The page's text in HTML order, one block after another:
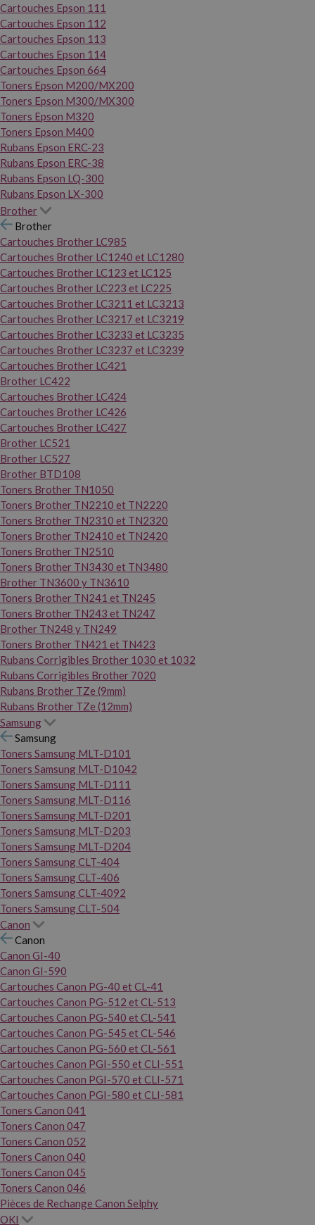
Cartouches Epson 111
Cartouches Epson 112
Cartouches Epson 113
Cartouches Epson 114
Cartouches Epson 664
Toners Epson M200/MX200
Toners Epson M300/MX300
Toners Epson M320
Toners Epson M400
Rubans Epson ERC-23
Rubans Epson ERC-38
Rubans Epson LQ-300
Rubans Epson LX-300
Brother
Brother
Cartouches Brother LC985
Cartouches Brother LC1240 et LC1280
Cartouches Brother LC123 et LC125
Cartouches Brother LC223 et LC225
Cartouches Brother LC3211 et LC3213
Cartouches Brother LC3217 et LC3219
Cartouches Brother LC3233 et LC3235
Cartouches Brother LC3237 et LC3239
Cartouches Brother LC421
Brother LC422
Cartouches Brother LC424
Cartouches Brother LC426
Cartouches Brother LC427
Brother LC521
Brother LC527
Brother BTD108
Toners Brother TN1050
Toners Brother TN2210 et TN2220
Toners Brother TN2310 et TN2320
Toners Brother TN2410 et TN2420
Toners Brother TN2510
Toners Brother TN3430 et TN3480
Brother TN3600 y TN3610
Toners Brother TN241 et TN245
Toners Brother TN243 et TN247
Brother TN248 y TN249
Toners Brother TN421 et TN423
Rubans Corrigibles Brother 1030 et 1032
Rubans Corrigibles Brother 7020
Rubans Brother TZe (9mm)
Rubans Brother TZe (12mm)
Samsung
Samsung
Toners Samsung MLT-D101
Toners Samsung MLT-D1042
Toners Samsung MLT-D111
Toners Samsung MLT-D116
Toners Samsung MLT-D201
Toners Samsung MLT-D203
Toners Samsung MLT-D204
Toners Samsung CLT-404
Toners Samsung CLT-406
Toners Samsung CLT-4092
Toners Samsung CLT-504
Canon
Canon
Canon GI-40
Canon GI-590
Cartouches Canon PG-40 et CL-41
Cartouches Canon PG-512 et CL-513
Cartouches Canon PG-540 et CL-541
Cartouches Canon PG-545 et CL-546
Cartouches Canon PG-560 et CL-561
Cartouches Canon PGI-550 et CLI-551
Cartouches Canon PGI-570 et CLI-571
Cartouches Canon PGI-580 et CLI-581
Toners Canon 041
Toners Canon 047
Toners Canon 052
Toners Canon 040
Toners Canon 045
Toners Canon 046
Pièces de Rechange Canon Selphy
OKI